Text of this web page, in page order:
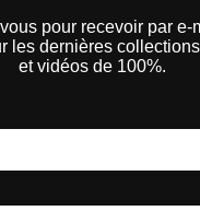
pour recevoir par e-
les dernières
et vidéos de 100%.